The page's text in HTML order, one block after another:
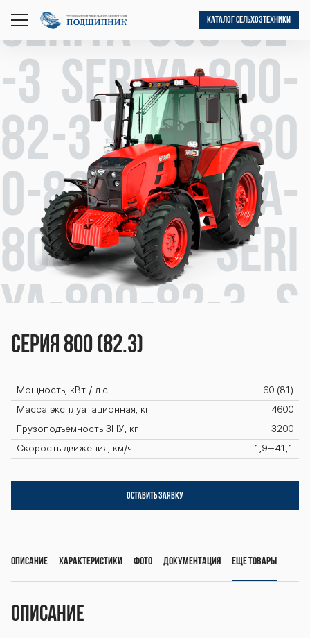
открыть
меню
КАТАЛОГ СЕЛЬХОЗТЕХНИКИ
seriya-800-82
-3 seriya-800-
82-3 seriya-80
0-82-3 seriya-
800-82-3 seri
ya-800-82-3 s
eriya-800-82-
3 seriya-800-8
2-3 seriya-800
00-82-3 seriya
Серия 800 (82.3)
Мощность, кВт / л.с. 60 (81)
Масса эксплуатационная, кг 4600
Грузоподъемность ЗНУ, кг 3200
Скорость движения, км/ч 1,9–41,1
ОСТАВИТЬ ЗАЯВКУ
Описание Характеристики Фото Документация Еще товары
Описание